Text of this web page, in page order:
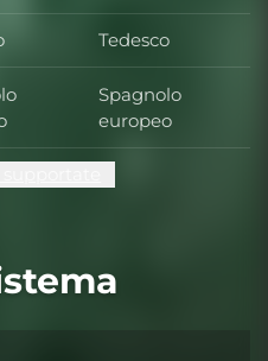
Tedesco
Spagnolo
europeo